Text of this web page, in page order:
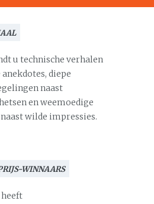
u technische verhalen
diepe
naast
en weemoedige
wilde impressies.
WINNAARS